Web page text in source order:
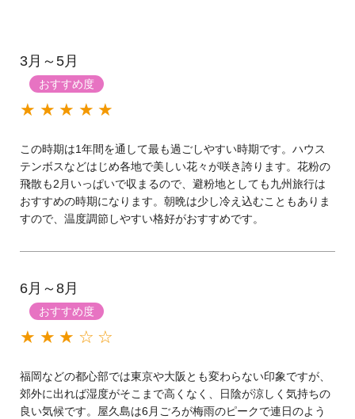
3月～5月
おすすめ度
★★★★★
この時期は1年間を通して最も過ごしやすい時期です。ハウス
テンボスなどはじめ各地で美しい花々が咲き誇ります。花粉の
飛散も2月いっぱいで収まるので、避粉地としても九州旅行は
おすすめの時期になります。朝晩は少し冷え込むこともありま
すので、温度調節しやすい格好がおすすめです。
6月～8月
おすすめ度
★★★☆☆
福岡などの都心部では東京や大阪とも変わらない印象ですが、
郊外に出れば湿度がそこまで高くなく、日陰が涼しく気持ちの
良い気候です。屋久島は6月ごろが梅雨のピークで連日のよう